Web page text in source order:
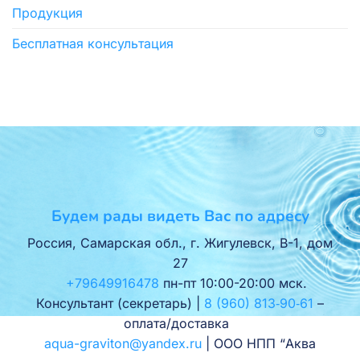
Продукция
Бесплатная консультация
Будем рады видеть Вас по адресу
Россия, Самарская обл., г. Жигулевск, В-1, дом
27
+79649916478 пн-пт 10:00-20:00 мск.
Консультант (секретарь) | 8 (960) 813‑90‑61 –
оплата/доставка
aqua-graviton@yandex.ru | ООО НПП “Аква